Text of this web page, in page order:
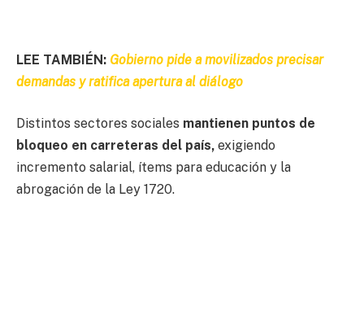
LEE TAMBIÉN: Gobierno pide a movilizados precisar
demandas y ratifica apertura al diálogo
Distintos sectores sociales mantienen puntos de
bloqueo en carreteras del país, exigiendo
incremento salarial, ítems para educación y la
abrogación de la Ley 1720.